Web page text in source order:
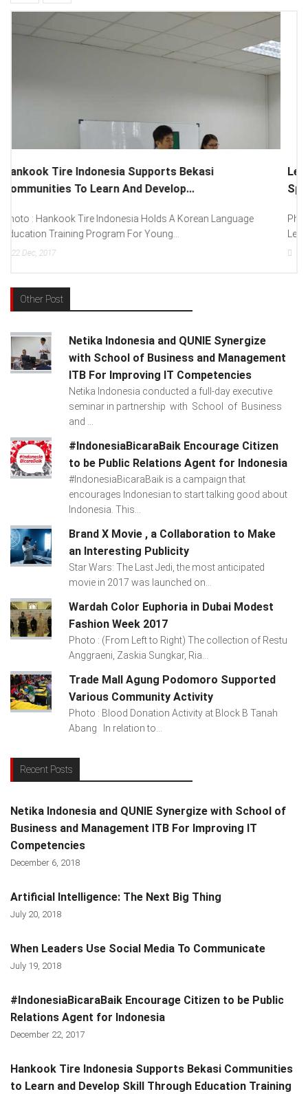
Lenovo Introduced New Brand Ambassador To
Spread “Different Is Better”...
Photo : (From Left To Right) Helmy Susanto (Consumer Lead
Lenovo Indonesia), Andien Aisyah...
15 Dec, 2017
Other Post
Netika Indonesia and QUNIE Synergize
with School of Business and Management
ITB For Improving IT Competencies
Netika Indonesia conducted a full-day executive
seminar in partnership with School of Business
and ...
#IndonesiaBicaraBaik Encourage Citizen
to be Public Relations Agent for Indonesia
#IndonesiaBicaraBaik is a campaign that
encourages Indonesian to start talking good about
Indonesia. This...
Brand X Movie , a Collaboration to Make
an Interesting Publicity
Star Wars: The Last Jedi, the most anticipated
movie in 2017 was launched on...
Wardah Color Euphoria in Dubai Modest
Fashion Week 2017
Photo : (From Left to Right) The collection of Restu
Anggraeni, Zaskia Sungkar, Ria...
Trade Mall Agung Podomoro Supported
Various Community Activity
Photo : Blood Donation Activity at Block B Tanah
Abang In relation to...
Recent Posts
Netika Indonesia and QUNIE Synergize with School of
Business and Management ITB For Improving IT
Competencies
December 6, 2018
Artificial Intelligence: The Next Big Thing
July 20, 2018
When Leaders Use Social Media To Communicate
July 19, 2018
#IndonesiaBicaraBaik Encourage Citizen to be Public
Relations Agent for Indonesia
December 22, 2017
Hankook Tire Indonesia Supports Bekasi Communities
to Learn and Develop Skill Through Education Training